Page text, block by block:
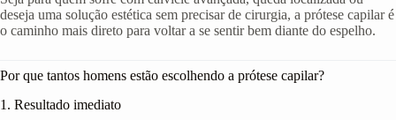
deseja uma solução estética sem precisar de cirurgia, a prótese capilar é
o caminho mais direto para voltar a se sentir bem diante do espelho.
Por que tantos homens estão escolhendo a prótese capilar?
1. Resultado imediato